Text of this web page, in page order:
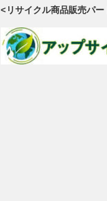
<リサイクル商品販売パー